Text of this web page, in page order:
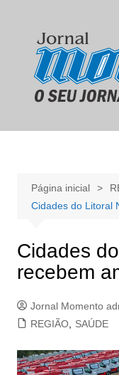
conteúdo
Página inicial
Cidades do Litoral
Cidades
recebem
Jornal Momento
REGIÃO, SAÚDE